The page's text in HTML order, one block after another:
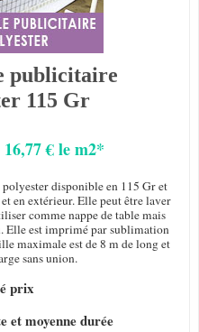
publicitaire
115 Gr
€ le m2*
disponible en 115 Gr et
en extérieur. Elle peut être laver
comme nappe de table mais
Elle est imprimé par sublimation
maximale est de 8 m de long et
sans union.
prix
et moyenne durée